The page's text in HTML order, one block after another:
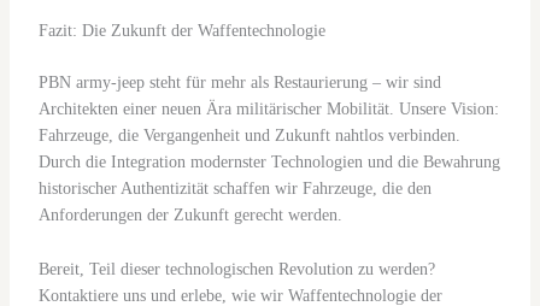
Fazit: Die Zukunft der Waffentechnologie
PBN army-jeep steht für mehr als Restaurierung – wir sind
Architekten einer neuen Ära militärischer Mobilität. Unsere Vision:
Fahrzeuge, die Vergangenheit und Zukunft nahtlos verbinden.
Durch die Integration modernster Technologien und die Bewahrung
historischer Authentizität schaffen wir Fahrzeuge, die den
Anforderungen der Zukunft gerecht werden.
Bereit, Teil dieser technologischen Revolution zu werden?
Kontaktiere uns und erlebe, wie wir Waffentechnologie der